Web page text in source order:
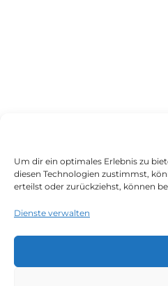
Um dir ein optimales Erlebnis zu
diesen Technologien zustimmst,
erteilst oder zurückziehst, können
Dienste verwalten